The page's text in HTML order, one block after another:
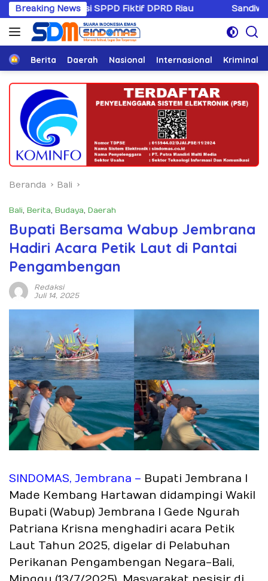
Langsung
ke
konten
Breaking News
SPPD Fiktif DPRD Riau Sandiwaranya
HomeBerita Daerah Nasional Internasional Kriminal
Beranda Bali
Bali, Berita, Budaya, Daerah
Bupati Bersama Wabup Jembrana
Hadiri Acara Petik Laut di Pantai
Pengambengan
Redaksi
Juli 14, 2025
SINDOMAS, Jembrana – Bupati Jembrana I
Made Kembang Hartawan didampingi Wakil
Bupati (Wabup) Jembrana I Gede Ngurah
Patriana Krisna menghadiri acara Petik
Laut Tahun 2025, digelar di Pelabuhan
Perikanan Pengambengan Negara-Bali,